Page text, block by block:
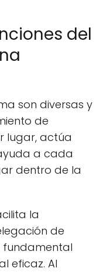
del
son diversas y
de
lugar, actúa
a cada
dentro de la
la
de
fundamental
eficaz. Al